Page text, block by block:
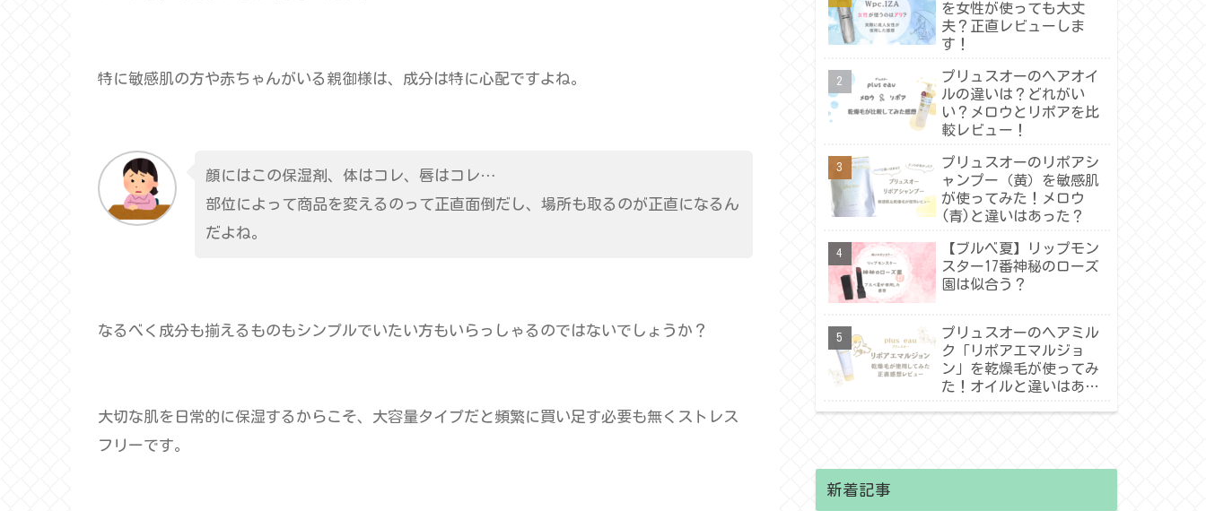
特に敏感肌の方や赤ちゃんがいる親御様は、成分は特に心配ですよね。
顔にはこの保湿剤、体はコレ、唇はコレ…
部位によって商品を変えるのって正直面倒だし、場所も取るのが正直になるん
だよね。
なるべく成分も揃えるものもシンプルでいたい方もいらっしゃるのではないでしょうか？
大切な肌を日常的に保湿するからこそ、大容量タイプだと頻繁に買い足す必要も無くストレス
フリーです。
を女性が使っても大丈
夫？正直レビューしま
す！
プリュスオーのヘアオイ
ルの違いは？どれがい
い？メロウとリポアを比
較レビュー！
プリュスオーのリポアシ
ャンプー（黄）を敏感肌
が使ってみた！メロウ
(青)と違いはあった？
【ブルベ夏】リップモン
スター17番神秘のローズ
園は似合う？
プリュスオーのヘアミル
ク「リポアエマルジョ
ン」を乾燥毛が使ってみ
た！オイルと違いはあっ
新着記事